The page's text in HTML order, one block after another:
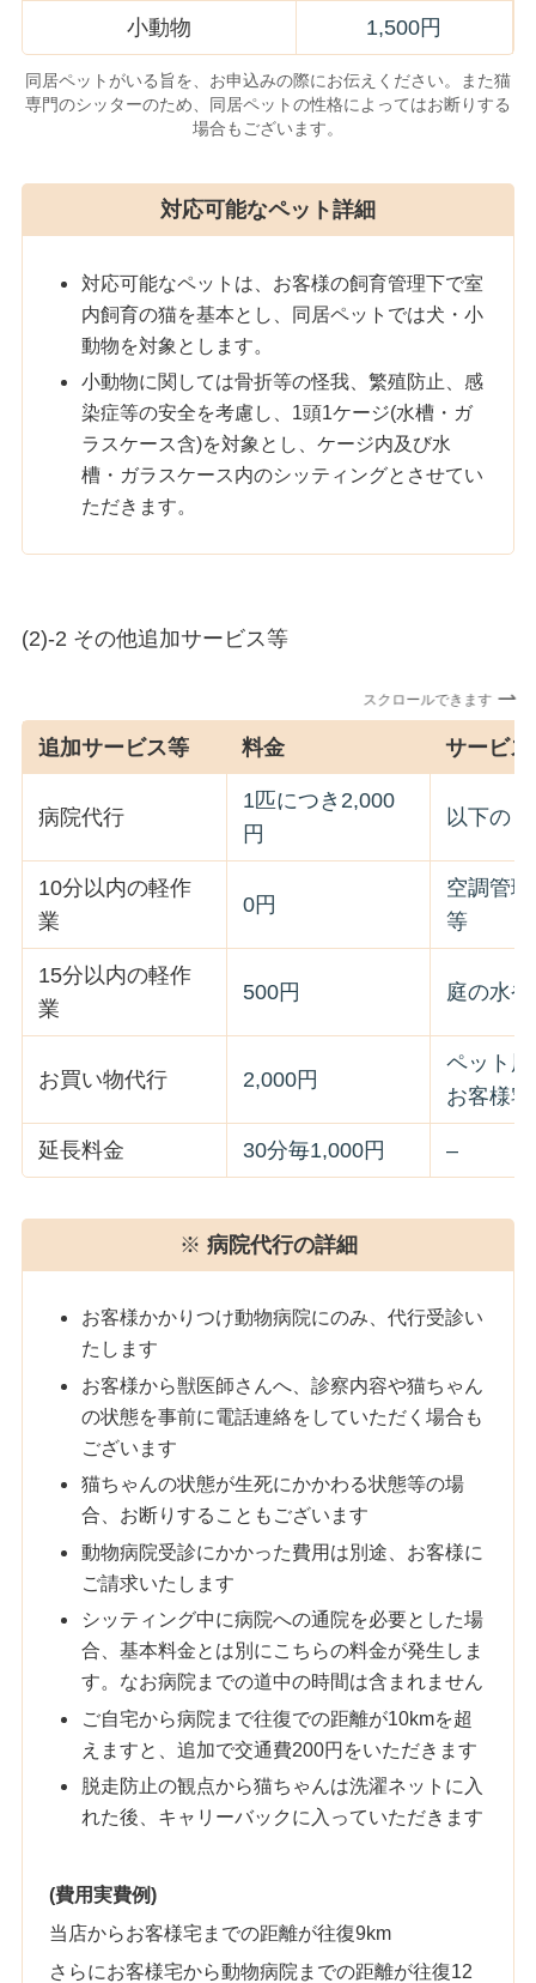
小動物 1,500円
同居ペットがいる旨を、お申込みの際にお伝えください。また猫
専門のシッターのため、同居ペットの性格によってはお断りする
場合もございます。
対応可能なペット詳細
対応可能なペットは、お客様の飼育管理下で室
内飼育の猫を基本とし、同居ペットでは犬・小
動物を対象とします。
小動物に関しては骨折等の怪我、繁殖防止、感
染症等の安全を考慮し、1頭1ケージ(水槽・ガ
ラスケース含)を対象とし、ケージ内及び水
槽・ガラスケース内のシッティングとさせてい
ただきます。
(2)-2 その他追加サービス等
スクロールできます
追加サービス等 料金 サービ
病院代行
1匹につき2,000
円
以下の
10分以内の軽作
業
0円
空調管
等
15分以内の軽作
業
500円 庭の水
お買い物代行 2,000円
ペット
お客様
延長料金 30分毎1,000円 –
※ 病院代行の詳細
お客様かかりつけ動物病院にのみ、代行受診い
たします
お客様から獣医師さんへ、診察内容や猫ちゃん
の状態を事前に電話連絡をしていただく場合も
ございます
猫ちゃんの状態が生死にかかわる状態等の場
合、お断りすることもございます
動物病院受診にかかった費用は別途、お客様に
ご請求いたします
シッティング中に病院への通院を必要とした場
合、基本料金とは別にこちらの料金が発生しま
す。なお病院までの道中の時間は含まれません
ご自宅から病院まで往復での距離が10kmを超
えますと、追加で交通費200円をいただきます
脱走防止の観点から猫ちゃんは洗濯ネットに入
れた後、キャリーバックに入っていただきます
(費用実費例)
当店からお客様宅までの距離が往復9km
さらにお客様宅から動物病院までの距離が往復12